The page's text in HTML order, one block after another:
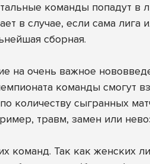
команды попадут в
в случае, если сама
сборная.
на очень важное
команды смогут
количеству сыгранных
травм, замен или
команд. Так как женских